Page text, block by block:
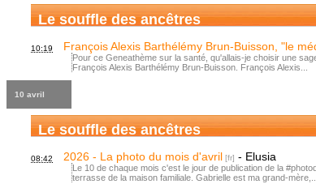
Le souffle des ancêtres
10:19 François Alexis Barthélémy Brun-Buisson, "le
Pour ce Geneathème sur la santé, qu'allais-je choisir une
François Alexis Barthélémy Brun-Buisson. François Alexis...
10 avril
Le souffle des ancêtres
08:42 2026 - La photo du mois d'avril - Elusia
Le 10 de chaque mois c'est le jour de publication de la
terrasse de la maison familiale. Gabrielle est ma grand-mère,...